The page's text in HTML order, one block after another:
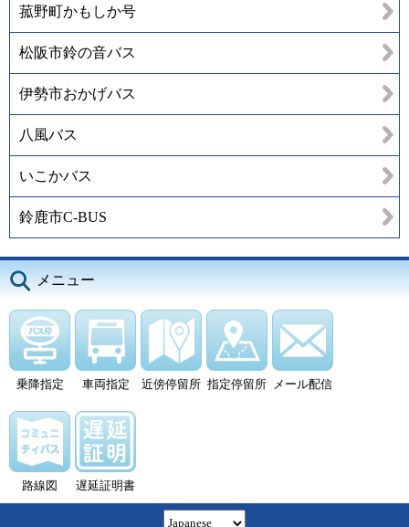
菰野町かもしか号
松阪市鈴の音バス
伊勢市おかげバス
八風バス
いこかバス
鈴鹿市C-BUS
メニュー
乗降指定 車両指定 近傍停留所 指定停留所 メール配信
路線図 遅延証明書